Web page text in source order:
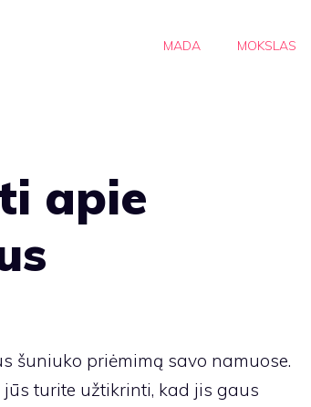
MADA MOKSLAS
apie
šuniuko priėmimą savo namuose.
turite užtikrinti, kad jis gaus